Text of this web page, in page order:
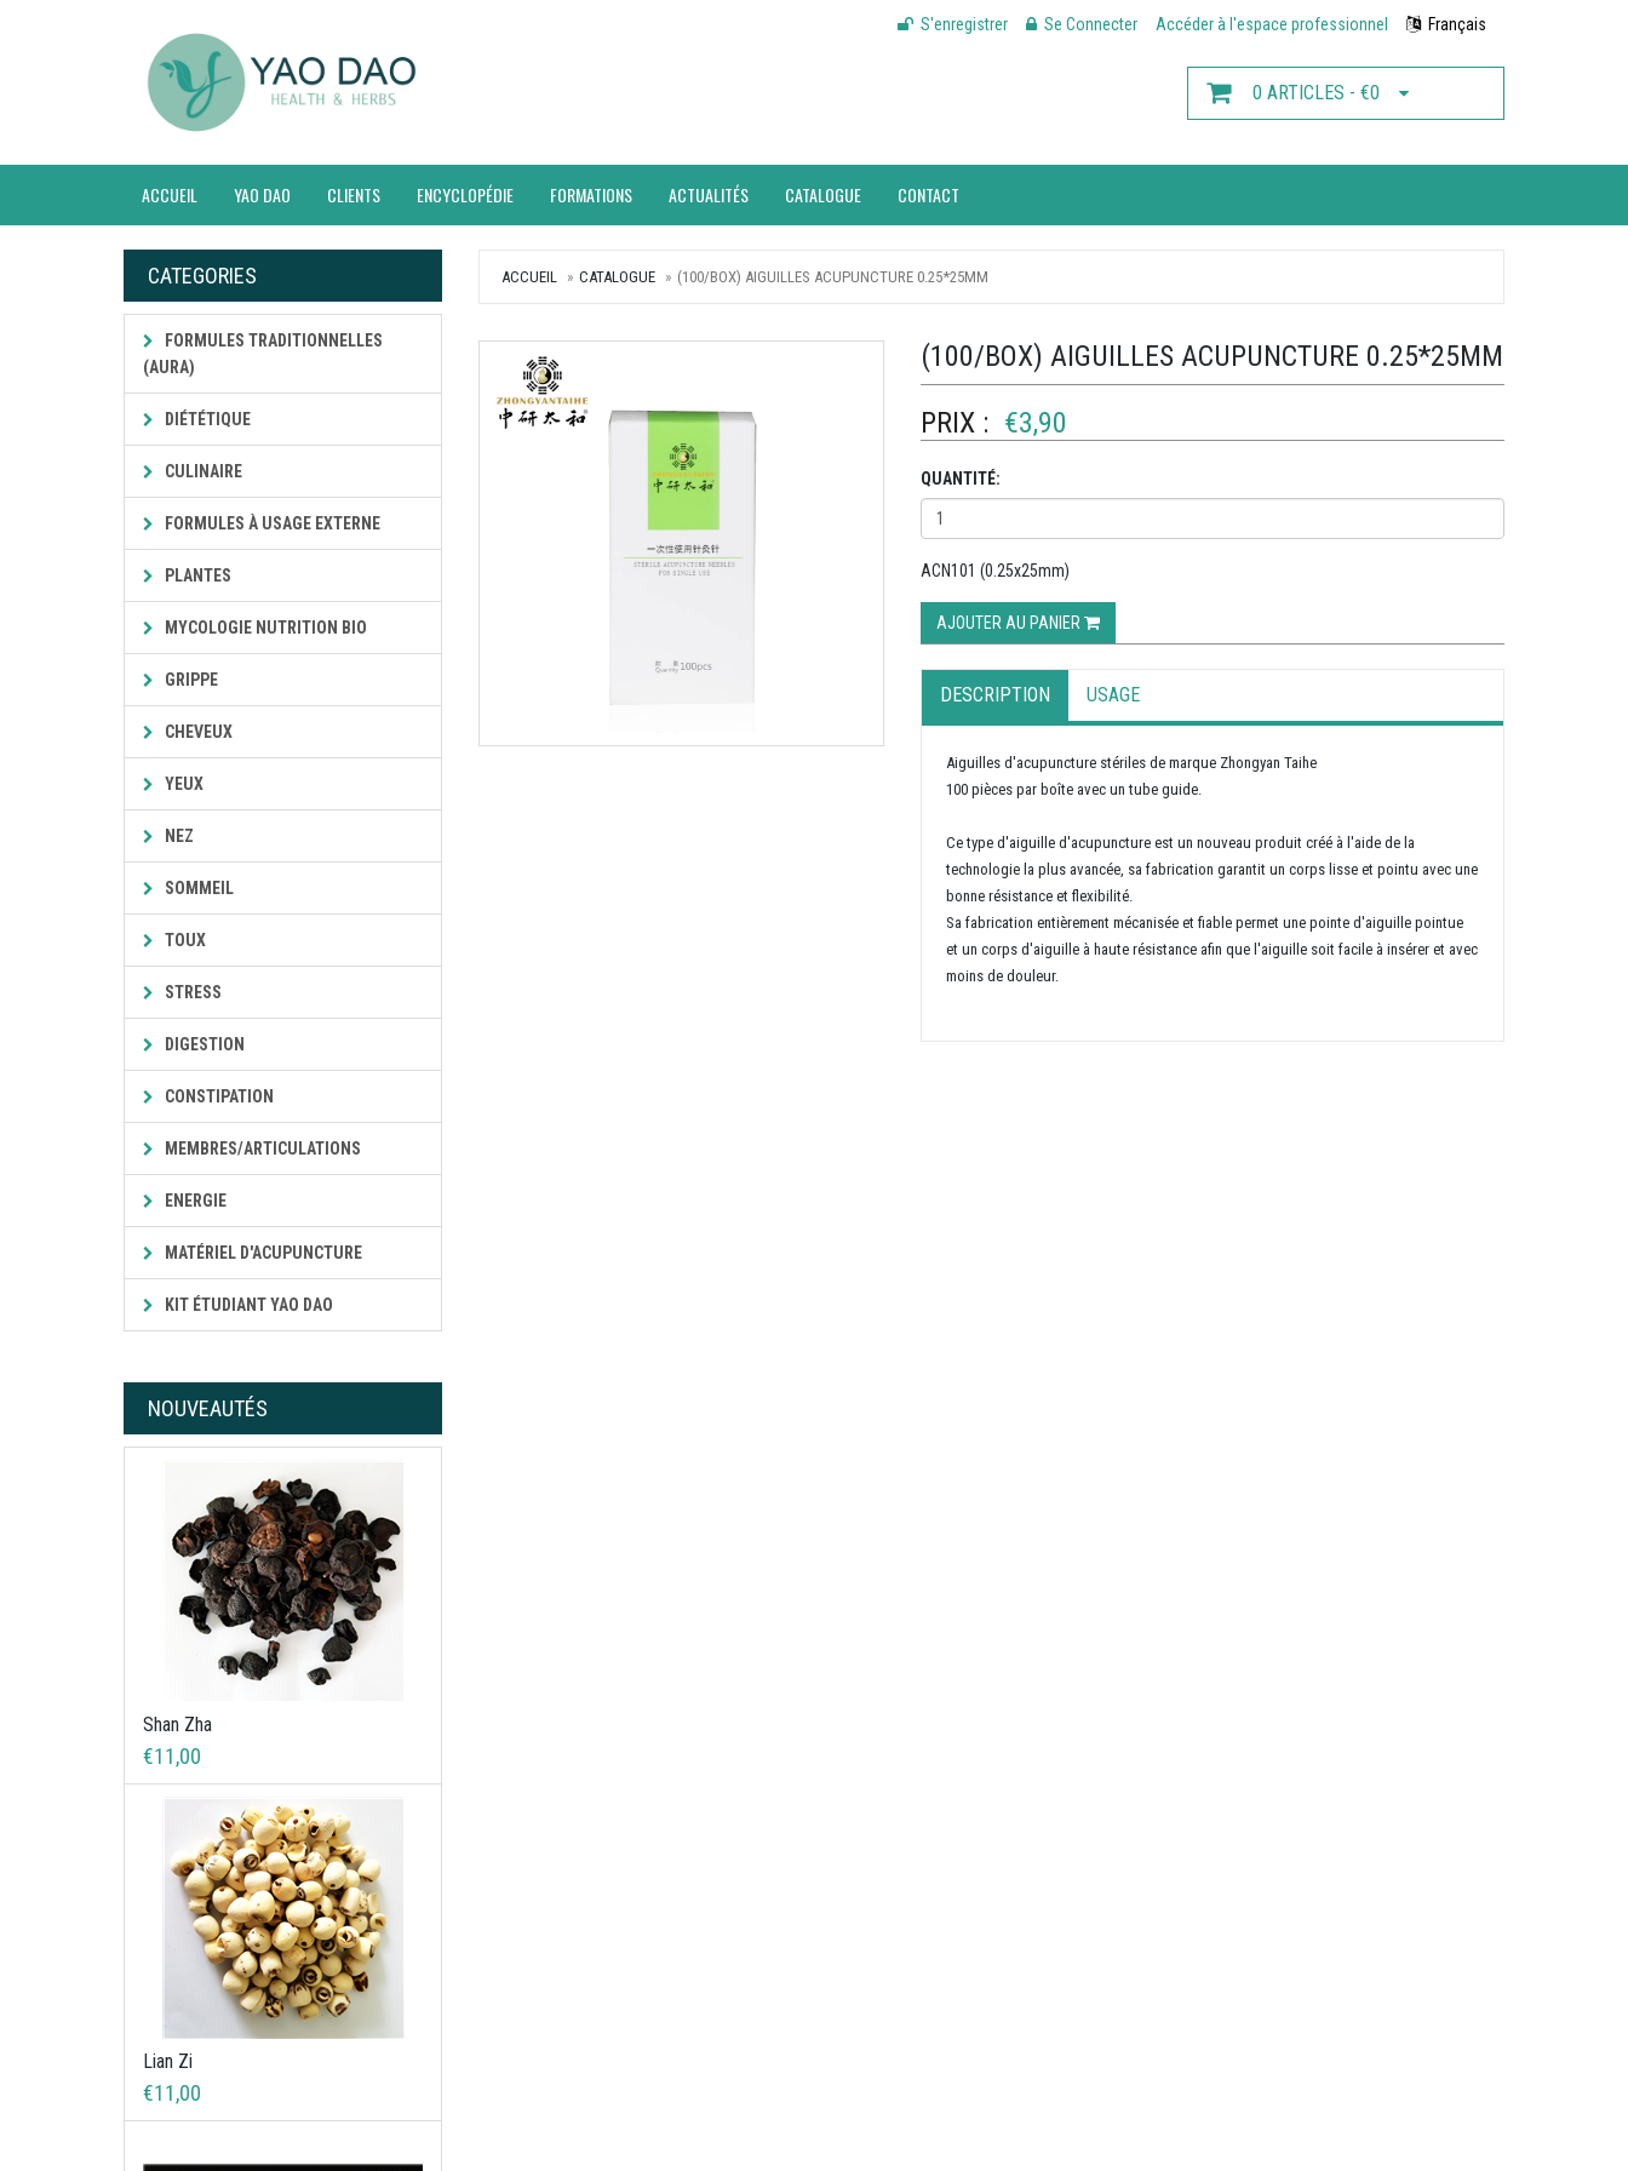
S'enregistrer Se Connecter Accéder à l'espace professionnel Français
0 ARTICLES - €0
ACCUEIL YAO DAO CLIENTS ENCYCLOPÉDIE FORMATIONS ACTUALITÉS CATALOGUE CONTACT
CATEGORIES
FORMULES TRADITIONNELLES
(AURA)
DIÉTÉTIQUE
CULINAIRE
FORMULES À USAGE EXTERNE
PLANTES
MYCOLOGIE NUTRITION BIO
GRIPPE
CHEVEUX
YEUX
NEZ
SOMMEIL
TOUX
STRESS
DIGESTION
CONSTIPATION
MEMBRES/ARTICULATIONS
ENERGIE
MATÉRIEL D'ACUPUNCTURE
KIT ÉTUDIANT YAO DAO
NOUVEAUTÉS
Shan Zha
€11,00
Lian Zi
€11,00
ACCUEIL CATALOGUE (100/BOX) AIGUILLES ACUPUNCTURE 0.25*25MM
(100/BOX) AIGUILLES ACUPUNCTURE 0.25*25MM
PRIX : €3,90
QUANTITÉ:
ACN101 (0.25x25mm)
AJOUTER AU PANIER
DESCRIPTION USAGE
Aiguilles d'acupuncture stériles de marque Zhongyan Taihe
100 pièces par boîte avec un tube guide.
Ce type d'aiguille d'acupuncture est un nouveau produit créé à l'aide de la
technologie la plus avancée, sa fabrication garantit un corps lisse et pointu avec une
bonne résistance et flexibilité.
Sa fabrication entièrement mécanisée et fiable permet une pointe d'aiguille pointue
et un corps d'aiguille à haute résistance afin que l'aiguille soit facile à insérer et avec
moins de douleur.